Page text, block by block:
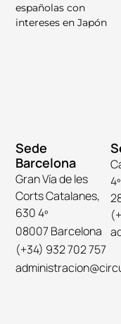
españolas con
intereses en Japón
Sede
Barcelona
Gran Vía de les
Corts Catalanes,
630 4º
08007 Barcelona
(+34) 932 702 757